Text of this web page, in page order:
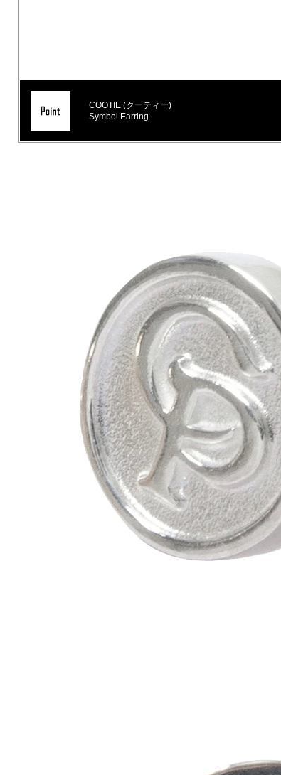
COOTIE (クーティー)
Symbol Earring